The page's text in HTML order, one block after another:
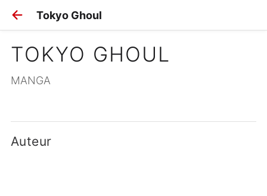
Tokyo Ghoul
TOKYO GHOUL
MANGA
Auteur